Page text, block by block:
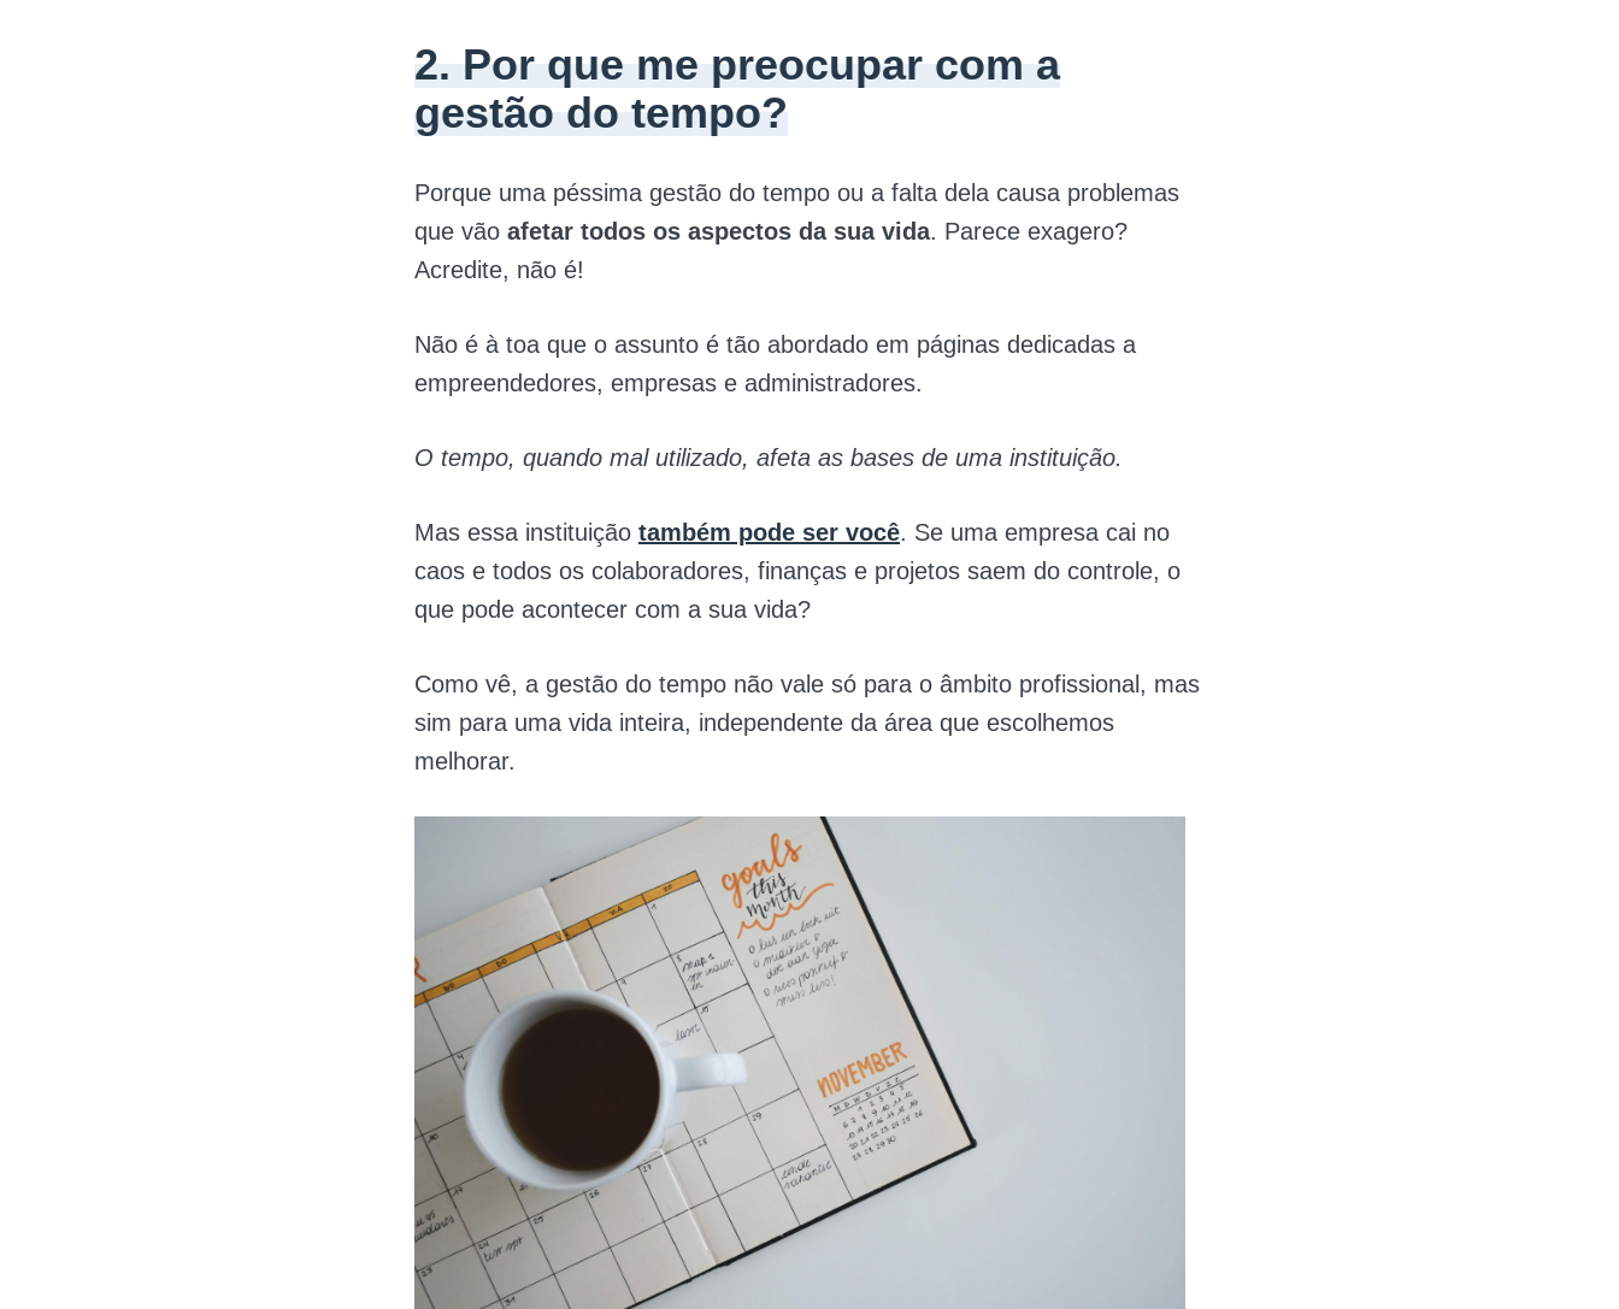
2. Por que me preocupar com a
gestão do tempo?
Porque uma péssima gestão do tempo ou a falta dela causa problemas
que vão afetar todos os aspectos da sua vida. Parece exagero?
Acredite, não é!
Não é à toa que o assunto é tão abordado em páginas dedicadas a
empreendedores, empresas e administradores.
O tempo, quando mal utilizado, afeta as bases de uma instituição.
Mas essa instituição também pode ser você. Se uma empresa cai no
caos e todos os colaboradores, finanças e projetos saem do controle, o
que pode acontecer com a sua vida?
Como vê, a gestão do tempo não vale só para o âmbito profissional, mas
sim para uma vida inteira, independente da área que escolhemos
melhorar.